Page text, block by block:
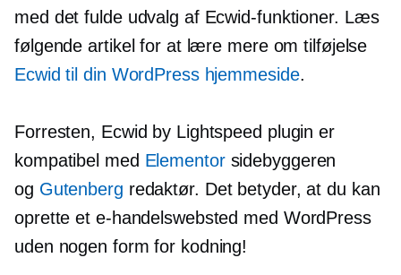
med det fulde udvalg af Ecwid-funktioner. Læs
følgende artikel for at lære mere om tilføjelse
Ecwid til din WordPress hjemmeside.
Forresten, Ecwid by Lightspeed plugin er
kompatibel med Elementorsidebyggeren
og Gutenberg redaktør. Det betyder, at du kan
oprette et e-handelswebsted med WordPress
uden nogen form for kodning!